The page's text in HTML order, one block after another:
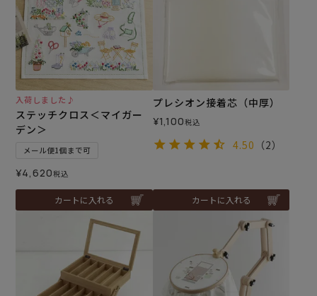
入荷しました♪
ステッチクロス＜マイガー
デン＞
メール便1個まで可
¥4,620税込
カートに入れる
プレシオン接着芯（中厚）
¥1,100税込
4.50 （2）
カートに入れる